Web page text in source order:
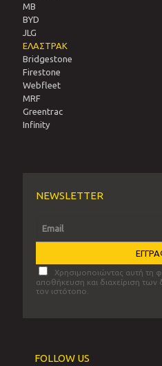
MB
BYD
JLG
ΕΛΑΣΤΡΑΚ
Bridgestone
Firestone
Webfleet
MRF
Greentrac
Infinity
NEWSLETTER
Χρησιμοποιώντας αυτή τη
αποθήκευση και διαχείριση
τον ιστότοπο.
FOLLOW US